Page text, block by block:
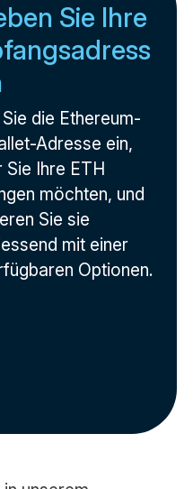
Sie Ihre
die Ethereum-
Adresse ein,
Sie Ihre ETH
möchten, und
Sie sie
mit einer
Optionen.